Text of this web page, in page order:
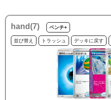
hand(7) ベンチ+
並び替え トラッシュ デッキに戻す